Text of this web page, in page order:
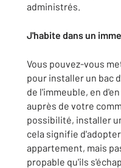
administrés.
J'habite dans un
Vous pouvez-vous
pour installer un bac
de l'immeuble, en
auprès de votre
possibilité, installer
cela signifie
appartement, mais
propable qu'ils